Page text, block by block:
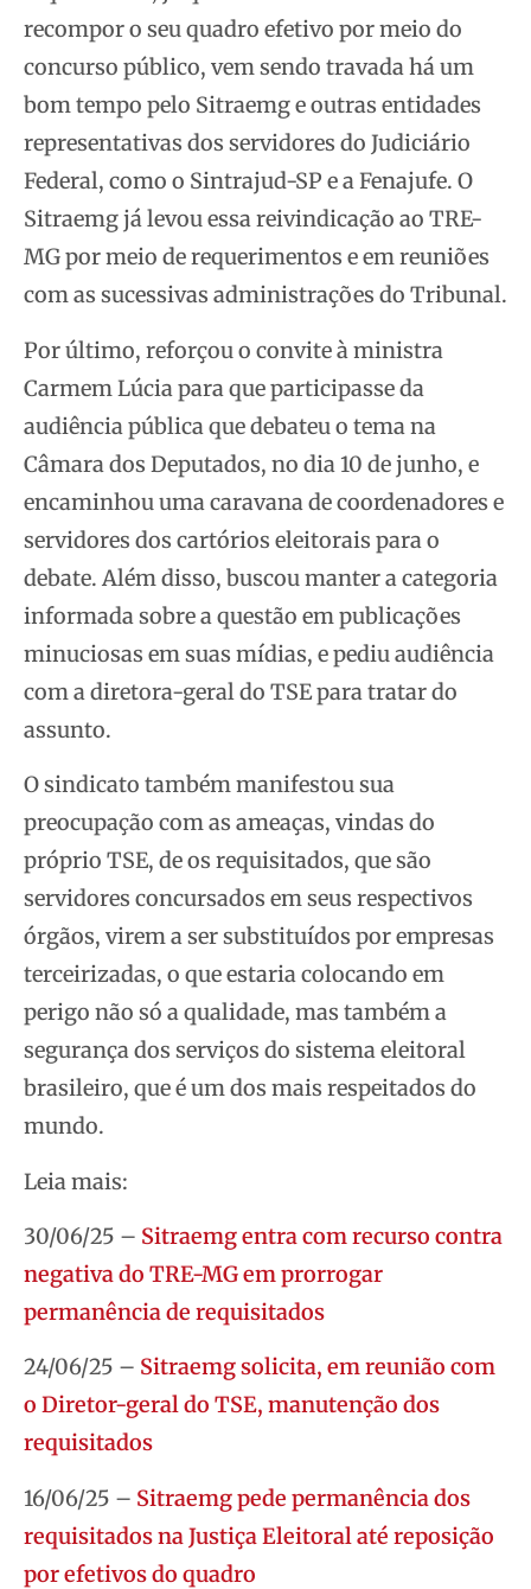
recompor o seu quadro efetivo por meio do
concurso público, vem sendo travada há um
bom tempo pelo Sitraemg e outras entidades
representativas dos servidores do Judiciário
Federal, como o Sintrajud-SP e a Fenajufe. O
Sitraemg já levou essa reivindicação ao TRE-
MG por meio de requerimentos e em reuniões
com as sucessivas administrações do Tribunal.
Por último, reforçou o convite à ministra
Carmem Lúcia para que participasse da
audiência pública que debateu o tema na
Câmara dos Deputados, no dia 10 de junho, e
encaminhou uma caravana de coordenadores e
servidores dos cartórios eleitorais para o
debate. Além disso, buscou manter a categoria
informada sobre a questão em publicações
minuciosas em suas mídias, e pediu audiência
com a diretora-geral do TSE para tratar do
assunto.
O sindicato também manifestou sua
preocupação com as ameaças, vindas do
próprio TSE, de os requisitados, que são
servidores concursados em seus respectivos
órgãos, virem a ser substituídos por empresas
terceirizadas, o que estaria colocando em
perigo não só a qualidade, mas também a
segurança dos serviços do sistema eleitoral
brasileiro, que é um dos mais respeitados do
mundo.
Leia mais:
30/06/25 – Sitraemg entra com recurso contra
negativa do TRE-MG em prorrogar
permanência de requisitados
24/06/25 – Sitraemg solicita, em reunião com
o Diretor-geral do TSE, manutenção dos
requisitados
16/06/25 – Sitraemg pede permanência dos
requisitados na Justiça Eleitoral até reposição
por efetivos do quadro